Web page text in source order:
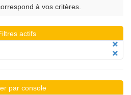
à vos critères.
actifs
par console